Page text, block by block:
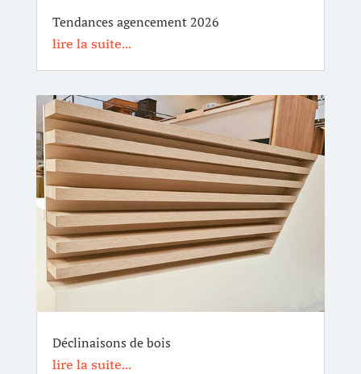
Tendances agencement 2026
lire la suite...
Déclinaisons de bois
lire la suite...